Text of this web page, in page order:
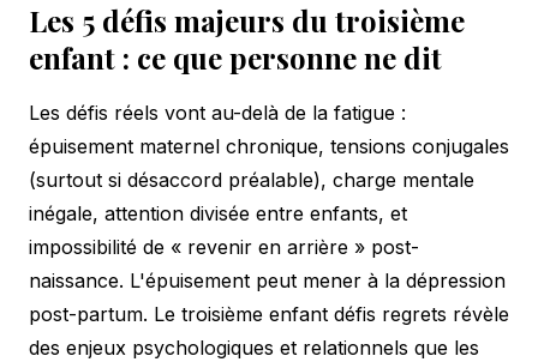
Les 5 défis majeurs du troisième
enfant : ce que personne ne dit
Les défis réels vont au-delà de la fatigue :
épuisement maternel chronique, tensions conjugales
(surtout si désaccord préalable), charge mentale
inégale, attention divisée entre enfants, et
impossibilité de « revenir en arrière » post-
naissance. L'épuisement peut mener à la dépression
post-partum. Le troisième enfant défis regrets révèle
des enjeux psychologiques et relationnels que les